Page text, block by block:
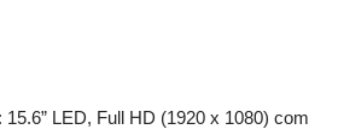
: 15.6” LED, Full HD (1920 x 1080) com